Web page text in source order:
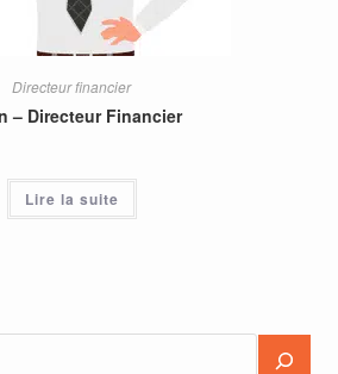
Directeur financier
– Directeur Financier
Lire la suite